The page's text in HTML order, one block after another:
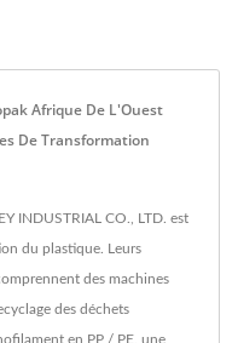
Afrique De L'Ouest
De Transformation
INDUSTRIAL CO., LTD. est
du plastique. Leurs
des machines
des déchets
en PP / PE, une